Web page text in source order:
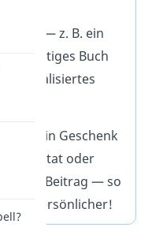
mit
— z. B. ein
ein lustiges Buch
dein Geschenk
Zitat oder
Beitrag — so
viel persönlicher!